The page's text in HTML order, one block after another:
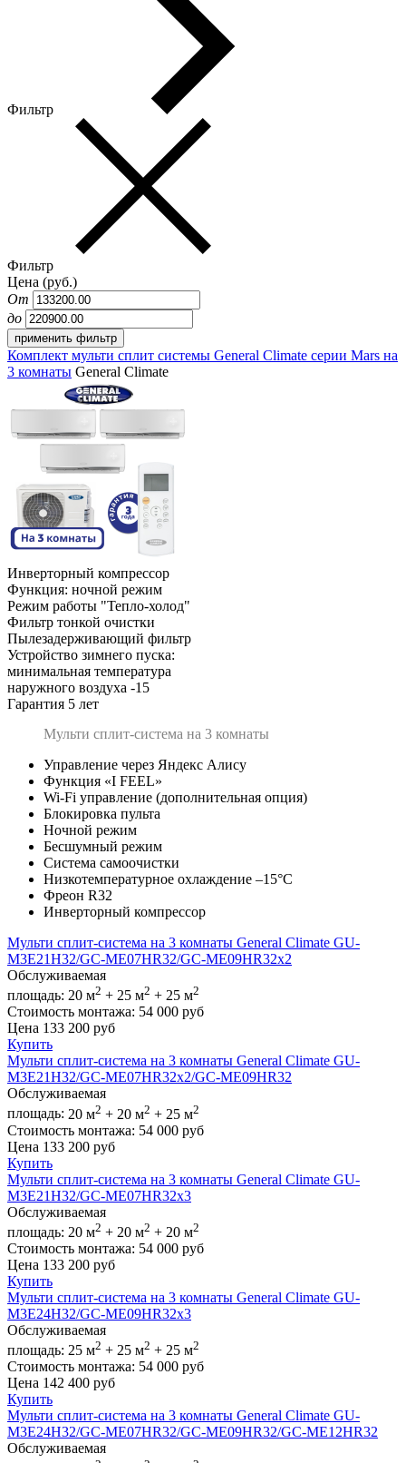
Фильтр
Фильтр
Цена (руб.)
От
до
Комплект мульти сплит системы General Climate серии Mars на
3 комнаты General Climate
Инверторный компрессор
Функция: ночной режим
Режим работы "Тепло-холод"
Фильтр тонкой очистки
Пылезадерживающий фильтр
Устройство зимнего пуска:
минимальная температура
наружного воздуха -15
Гарантия 5 лет
Мульти сплит-система на 3 комнаты
Управление через Яндекс Алису
Функция «I FEEL»
Wi-Fi управление (дополнительная опция)
Блокировка пульта
Ночной режим
Бесшумный режим
Система самоочистки
Низкотемпературное охлаждение –15°C
Фреон R32
Инверторный компрессор
Мульти сплит-система на 3 комнаты General Climate GU-
M3E21H32/GC-ME07HR32/GC-ME09HR32x2
Обслуживаемая
площадь: 20 м2 + 25 м2 + 25 м2
Стоимость монтажа: 54 000 руб
Цена 133 200 руб
Купить
Мульти сплит-система на 3 комнаты General Climate GU-
M3E21H32/GC-ME07HR32x2/GC-ME09HR32
Обслуживаемая
площадь: 20 м2 + 20 м2 + 25 м2
Стоимость монтажа: 54 000 руб
Цена 133 200 руб
Купить
Мульти сплит-система на 3 комнаты General Climate GU-
M3E21H32/GC-ME07HR32x3
Обслуживаемая
площадь: 20 м2 + 20 м2 + 20 м2
Стоимость монтажа: 54 000 руб
Цена 133 200 руб
Купить
Мульти сплит-система на 3 комнаты General Climate GU-
M3E24H32/GC-ME09HR32x3
Обслуживаемая
площадь: 25 м2 + 25 м2 + 25 м2
Стоимость монтажа: 54 000 руб
Цена 142 400 руб
Купить
Мульти сплит-система на 3 комнаты General Climate GU-
M3E24H32/GC-ME07HR32/GC-ME09HR32/GC-ME12HR32
Обслуживаемая